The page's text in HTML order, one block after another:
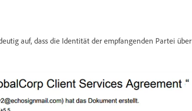
auf, dass die Identität der empfangenden Partei über